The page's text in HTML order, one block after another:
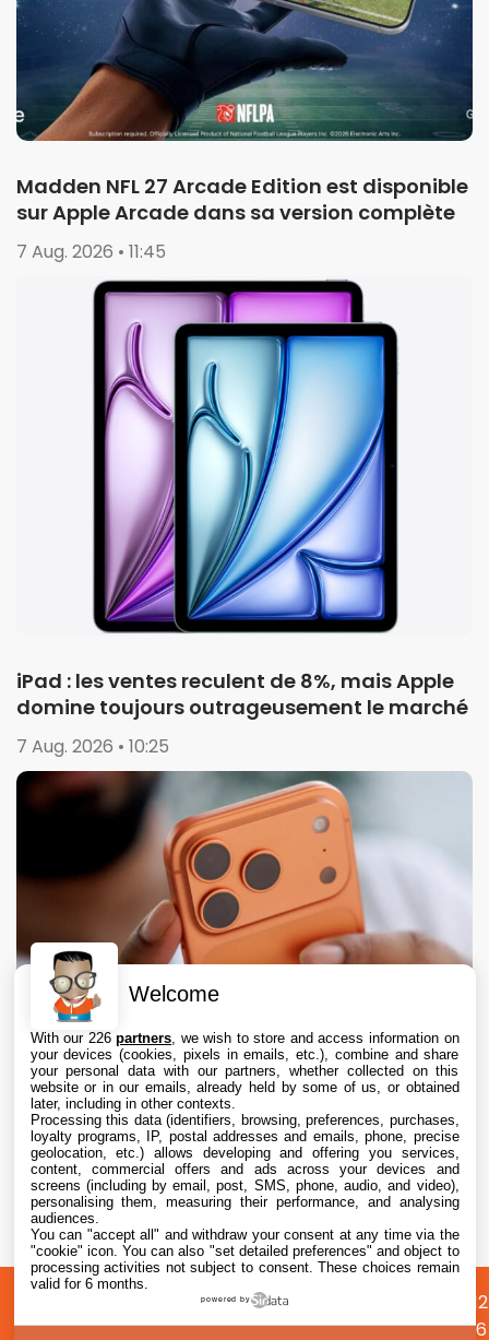
Madden NFL 27 Arcade Edition est disponible
sur Apple Arcade dans sa version complète
7 Aug. 2026 • 11:45
iPad : les ventes reculent de 8%, mais Apple
domine toujours outrageusement le marché
7 Aug. 2026 • 10:25
iPhone : Apple représente 65 % du marché
premium des smartphones
7 Aug. 2026 • 9:10
propos
Préférences
cookies
Confidentialité
©
2026
Welcome
With our 226partners , we wish to store and access information on
your devices (cookies, pixels in emails, etc.), combine and share
your personal data with our partners, whether collected on this
website or in our emails, already held by some of us, or obtained
later, including in other contexts.
Processing this data (identifiers, browsing, preferences, purchases,
loyalty programs, IP, postal addresses and emails, phone, precise
geolocation, etc.) allows developing and offering you services,
content, commercial offers and ads across your devices and
screens (including by email, post, SMS, phone, audio, and video),
personalising them, measuring their performance, and analysing
audiences.
You can "accept all" and withdraw your consent at any time via the
"cookie" icon. You can also "set detailed preferences" and object to
processing activities not subject to consent. These choices remain
valid for 6 months.
powered by